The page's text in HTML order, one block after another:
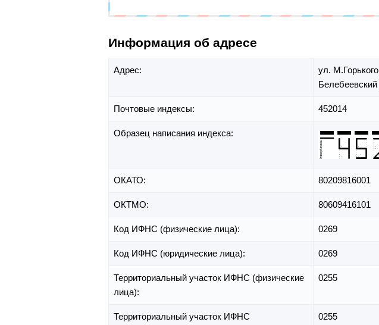
Информация об адресе
Адрес: ул.
Белебеевский
Почтовые индексы: 452014
Образец написания индекса:
ОКАТО: 80209816001
ОКТМО: 80609416101
Код ИФНС (физические лица): 0269
Код ИФНС (юридические лица): 0269
Территориальный участок ИФНС (физические
лица):
0255
Территориальный участок ИФНС
0255